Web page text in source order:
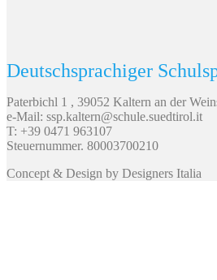
Deutschsprachiger
Paterbichl 1 , 39052 Kaltern an der
e-Mail: ssp.kaltern@schule.suedtirol.it
T: +39 0471 963107
Steuernummer. 80003700210
Concept & Design by Designers Italia